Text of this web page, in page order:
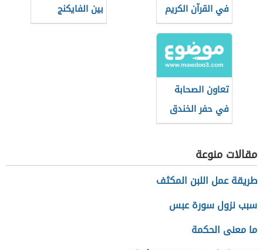
في القرآن الكريم
بين الفايكنج
والمسلمين
تعاون الصحابة
في حفر الخندق
مقالات منوعة
طريقة عمل اللبن المكثف
سبب نزول سورة عبس
ما معنى الحكمة